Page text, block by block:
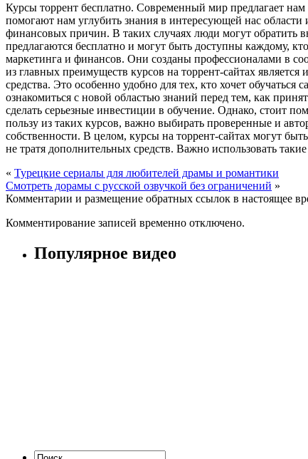
Курсы торрент бесплатно. Современный мир предлагает
помогают нам углубить знания в интересующей нас
финансовых причин. В таких случаях люди могут обратить
предлагаются бесплатно и могут быть доступны каждому,
маркетинга и финансов. Они созданы профессионалами в
из главных преимуществ курсов на торрент-сайтах
средства. Это особенно удобно для тех, кто хочет
ознакомиться с новой областью знаний перед тем, как
сделать серьезные инвестиции в обучение. Однако, стоит
пользу из таких курсов, важно выбирать проверенные и
собственности. В целом, курсы на торрент-сайтах могут
не тратя дополнительных средств. Важно использовать
« Турецкие сериалы для любителей драмы и романтики
Смотреть дорамы с русской озвучкой без ограничений »
Комментарии и размещение обратных ссылок в настоящее
Комментирование записей временно отключено.
Популярное видео